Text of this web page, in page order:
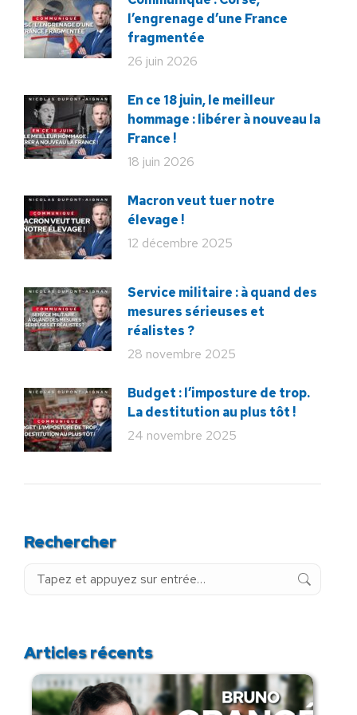
l’engrenage d’une France
fragmentée
26 juin 2026
En ce 18 juin, le meilleur
hommage : libérer à nouveau la
France !
18 juin 2026
Macron veut tuer notre
élevage !
12 décembre 2025
Service militaire : à quand des
mesures sérieuses et
réalistes ?
28 novembre 2025
Budget : l’imposture de trop.
La destitution au plus tôt !
24 novembre 2025
Rechercher
Recherche
Articles récents